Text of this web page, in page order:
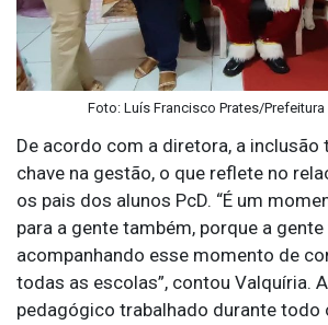
Foto: Luís Francisco Prates/
De acordo com a diretora, a inclusão
chave na gestão, o que reflete no
os pais dos alunos PcD. “É um
para a gente também, porque a
acompanhando esse momento de
todas as escolas”, contou Valquíria.
pedagógico trabalhado durante todo